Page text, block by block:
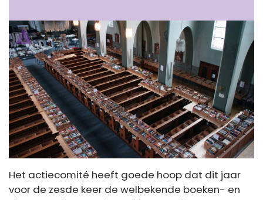
Het actiecomité heeft goede hoop dat dit jaar
voor de zesde keer de welbekende boeken- en